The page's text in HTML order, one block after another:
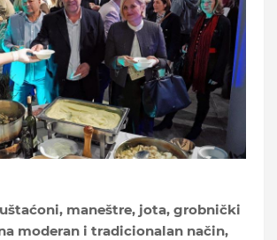
maneštre, jota, grobnički
moderan i tradicionalan način,